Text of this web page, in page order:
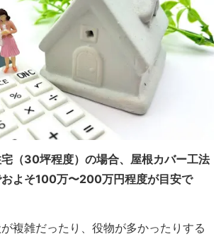
（30坪程度）の場合、屋根カバー工法
よそ100万〜200万円程度が目安で
複雑だったり、役物が多かったりする